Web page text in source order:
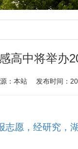
中将举办
：本站 发布时间：
愿，经研究，